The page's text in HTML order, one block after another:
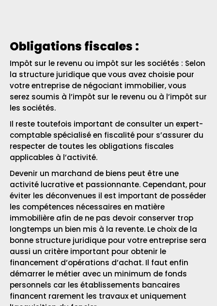
Obligations fiscales :
Impôt sur le revenu ou impôt sur les sociétés : Selon
la structure juridique que vous avez choisie pour
votre entreprise de négociant immobilier, vous
serez soumis à l’impôt sur le revenu ou à l’impôt sur
les sociétés.
Il reste toutefois important de consulter un expert-
comptable spécialisé en fiscalité pour s’assurer du
respecter de toutes les obligations fiscales
applicables à l’activité.
Devenir un marchand de biens peut être une
activité lucrative et passionnante. Cependant, pour
éviter les déconvenues il est important de posséder
les compétences nécessaires en matière
immobilière afin de ne pas devoir conserver trop
longtemps un bien mis à la revente. Le choix de la
bonne structure juridique pour votre entreprise sera
aussi un critère important pour obtenir le
financement d’opérations d’achat. Il faut enfin
démarrer le métier avec un minimum de fonds
personnels car les établissements bancaires
financent rarement les travaux et uniquement